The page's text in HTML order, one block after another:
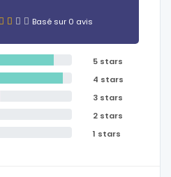
Basé sur 0 avis
5 stars
4 stars
3 stars
2 stars
1 stars